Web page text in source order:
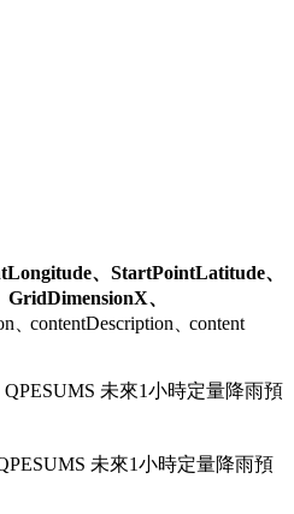
、 StartPointLatitude、
GridDimensionX、
、contentDescription、content
QPESUMS 未來1小時定量降雨預
未來1小時定量降雨預